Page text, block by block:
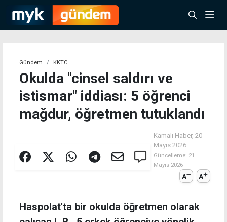
Gündem KKTC
Okulda "cinsel saldırı ve
istismar" iddiası: 5 öğrenci
mağdur, öğretmen tutuklandı
Kamalı Haber, 20
Mayıs 2026
Güncelleme: 21
Mayıs 2026
A A
Haspolat'ta bir okulda öğretmen olarak